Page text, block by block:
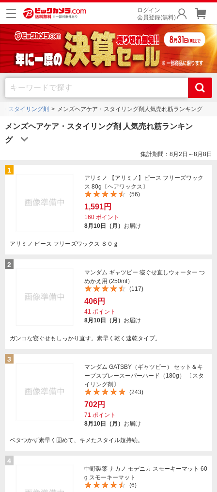
ログイン
会員登録(無料)
・スタイリング剤 メンズヘアケア・スタイリング剤人気売れ筋ランキング
メンズヘアケア・スタイリング剤 人気売れ筋ランキン
グ
集計期間：8月2日～8月8日
1
アリミノ 【アリミノ】ピース フリーズワック
ス 80g〔ヘアワックス〕
(56)
1,591円
160 ポイント
8月10日（月） お届け
アリミノ ピース フリーズワックス ８０ｇ
2
マンダム ギャツビー 寝ぐせ直しウォーター つ
めかえ用 (250ml）
(117)
406円
41 ポイント
8月10日（月） お届け
ガンコな寝ぐせもしっかり直す。素早く乾く速乾タイプ。
3
マンダム GATSBY（ギャツビー） セット＆キ
ープスプレースーパーハード（180g） 〔スタ
イリング剤〕
(243)
702円
71 ポイント
8月10日（月） お届け
ベタつかず素早く固めて、キメたスタイル超持続。
4
中野製薬 ナカノ モデニカ スモーキーマット 60
g スモーキーマット
(6)